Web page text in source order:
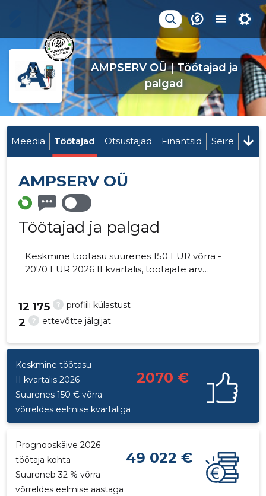
AMPSERV OÜ | Töötajad ja
palgad
Meedia Töötajad Otsustajad Finantsid Seire
AMPSERV OÜ
Töötajad ja palgad
Keskmine töötasu suurenes 150 EUR võrra -
2070 EUR 2026 II kvartalis, töötajate arv
? profiili külastust
12 175
? ettevõtte jälgijat
2
Keskmine töötasu
II kvartalis 2026
2070 €
Suurenes 150 € võrra
võrreldes eelmise kvartaliga
Prognooskäive 2026
töötaja kohta
49 022 €
Suureneb 32 % võrra
võrreldes eelmise aastaga